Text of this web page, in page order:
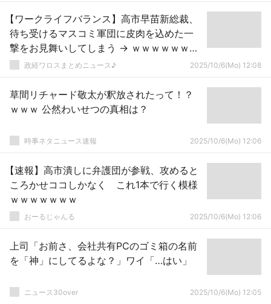
【ワークライフバランス】高市早苗新総裁、
待ち受けるマスコミ軍団に皮肉を込めた一
撃をお見舞いしてしまう → ｗｗｗｗｗｗｗ
ｗｗｗｗｗｗｗｗｗｗｗ
政経ワロスまとめニュース♪ 2025/10/6(Mo) 12:08
草間リチャード敬太が釈放されたって！？
ｗｗｗ 公然わいせつの真相は？
時事ネタニュース速報 2025/10/6(Mo) 12:06
【速報】高市潰しに弁護団が参戦、攻めると
ころかせココしかなく これ1本で行く模様
ｗｗｗｗｗｗｗ
おーるじゃんる 2025/10/6(Mo) 12:06
上司「お前さ、会社共有PCのゴミ箱の名前
を「神」にしてるよな？」ワイ「…はい」
ニュース30over 2025/10/6(Mo) 12:05